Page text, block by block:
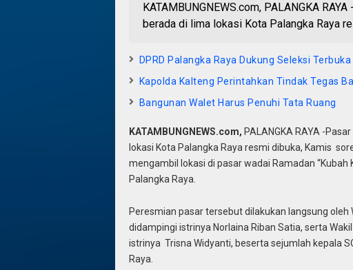
KATAMBUNGNEWS.com, PALANGKA
berada di lima lokasi Kota Palangka Raya
DPRD Palangka Raya Dukung Seleksi
Kapolda Kalteng Perintahkan Tindak Tegas
Bangunan Walet Harus Penuhi Tata Ruang
KATAMBUNGNEWS.com, PALANGKA RAYA -
lokasi Kota Palangka Raya resmi dibuka, Kamis
mengambil lokasi di pasar wadai Ramadan
Palangka Raya.
Peresmian pasar tersebut dilakukan langsung oleh
didampingi istrinya Norlaina Riban Satia, serta
istrinya Trisna Widyanti, beserta sejumlah kepala
Raya.